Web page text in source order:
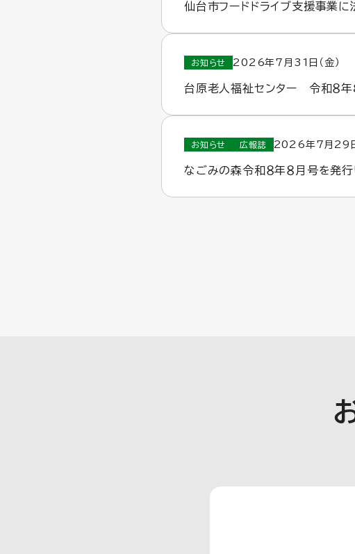
仙台市フードドライブ支援事業
お知らせ 2026年7月31日（金）
台原老人福祉センター 令和８
お知らせ 広報誌 2026年7月29日
なごみの森令和８年８月号を発行